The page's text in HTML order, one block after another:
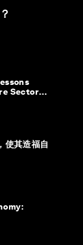
Sector
使其造福自